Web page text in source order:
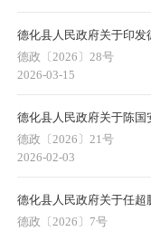
德化县人民政府关于印发
德政〔2026〕28号
2026-03-15
德化县人民政府关于陈国
德政〔2026〕21号
2026-02-03
德化县人民政府关于任
德政〔2026〕7号